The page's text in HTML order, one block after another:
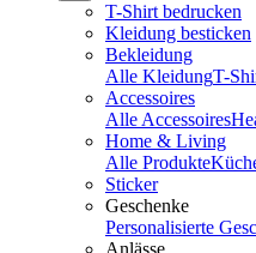
T-Shirt bedrucken
Kleidung besticken
Bekleidung
Alle KleidungT-
Accessoires
Alle Accessoires
Home & Living
Alle Produkte
Sticker
Geschenke
Personalisierte